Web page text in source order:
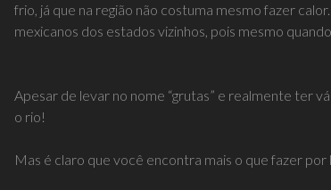
frio, já que na região não costuma mesmo fazer
mexicanos dos estados vizinhos, pois mesmo
Apesar de levar no nome “grutas” e realmente ter
o rio!
Mas é claro que você encontra mais o que fazer por